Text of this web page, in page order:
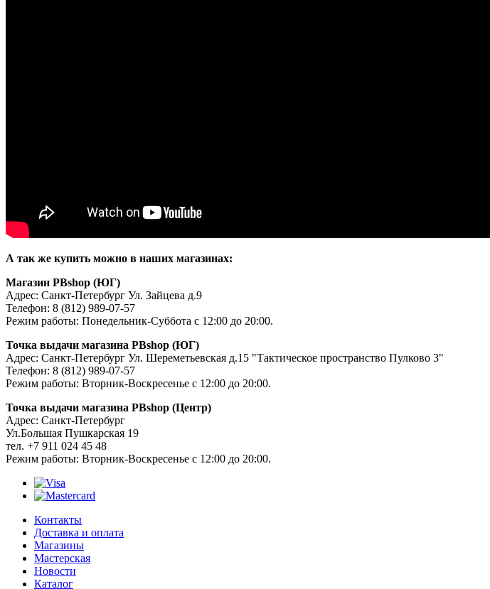
А так же купить можно в наших магазинах:
Магазин PBshop (ЮГ)
Адрес: Санкт-Петербург Ул. Зайцева д.9
Телефон: 8 (812) 989-07-57
Режим работы: Понедельник-Суббота с 12:00 до 20:00.
Точка выдачи магазина PBshop (ЮГ)
Адрес: Санкт-Петербург Ул. Шереметьевская д.15 "Тактическое пространство Пулково 3"
Телефон: 8 (812) 989-07-57
Режим работы: Вторник-Воскресенье с 12:00 до 20:00.
Точка выдачи магазина PBshop (Центр)
Адрес: Санкт-Петербург
Ул.Большая Пушкарская 19
тел. +7 911 024 45 48
Режим работы: Вторник-Воскресенье с 12:00 до 20:00.
Контакты
Доставка и оплата
Магазины
Мастерская
Новости
Каталог